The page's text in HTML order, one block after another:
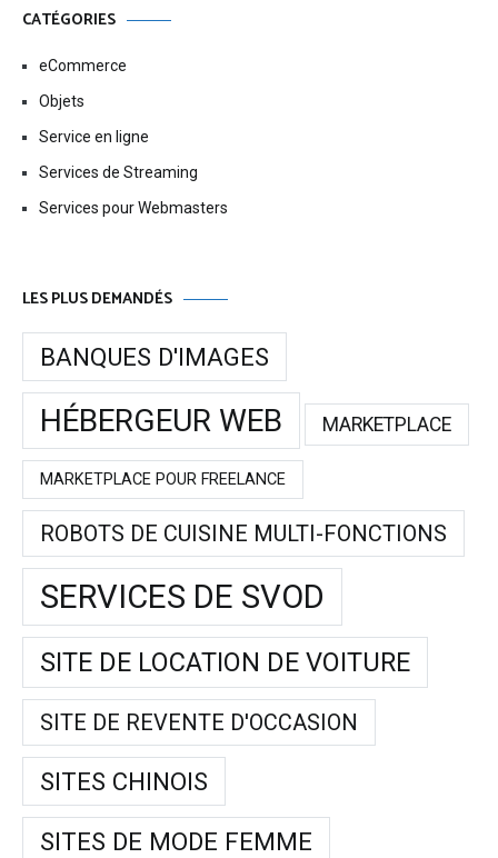
CATÉGORIES
eCommerce
Objets
Service en ligne
Services de Streaming
Services pour Webmasters
LES PLUS DEMANDÉS
BANQUES D'IMAGES
HÉBERGEUR WEB MARKETPLACE
MARKETPLACE POUR FREELANCE
ROBOTS DE CUISINE MULTI-FONCTIONS
SERVICES DE SVOD
SITE DE LOCATION DE VOITURE
SITE DE REVENTE D'OCCASION
SITES CHINOIS
SITES DE MODE FEMME